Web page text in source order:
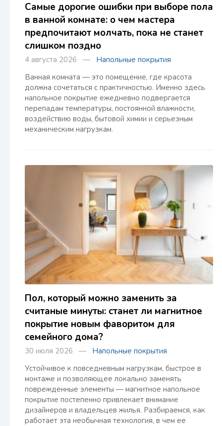
Самые дорогие ошибки при выборе пола
в ванной комнате: о чем мастера
предпочитают молчать, пока не станет
слишком поздно
4 августа 2026 — Напольные покрытия
Ванная комната — это помещение, где красота
должна сочетаться с практичностью. Именно здесь
напольное покрытие ежедневно подвергается
перепадам температуры, постоянной влажности,
воздействию воды, бытовой химии и серьезным
механическим нагрузкам.
Пол, который можно заменить за
считаные минуты: станет ли магнитное
покрытие новым фаворитом для
семейного дома?
30 июля 2026 — Напольные покрытия
Устойчивое к повседневным нагрузкам, быстрое в
монтаже и позволяющее локально заменять
поврежденные элементы — магнитное напольное
покрытие постепенно привлекает внимание
дизайнеров и владельцев жилья. Разбираемся, как
работает эта необычная технология, в чем ее